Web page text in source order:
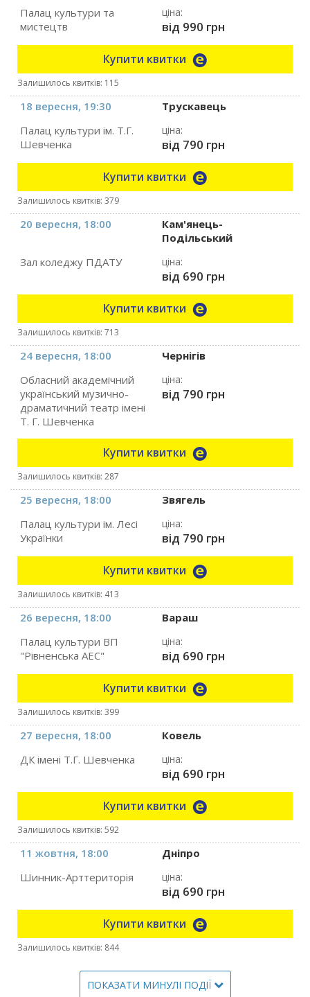
Палац культури та
мистецтв
ціна:
від 990 грн
Купити квитки
Залишилось квитків: 115
18 вересня, 19:30
Трускавець
Палац культури ім. Т.Г.
Шевченка
ціна:
від 790 грн
Купити квитки
Залишилось квитків: 379
20 вересня, 18:00
Кам'янець-
Подільський
Зал коледжу ПДАТУ
ціна:
від 690 грн
Купити квитки
Залишилось квитків: 713
24 вересня, 18:00
Чернігів
Обласний академічний
український музично-
драматичний театр імені
Т. Г. Шевченка
ціна:
від 790 грн
Купити квитки
Залишилось квитків: 287
25 вересня, 18:00
Звягель
Палац культури ім. Лесі
Українки
ціна:
від 790 грн
Купити квитки
Залишилось квитків: 413
26 вересня, 18:00
Вараш
Палац культури ВП
"Рівненська АЕС"
ціна:
від 690 грн
Купити квитки
Залишилось квитків: 399
27 вересня, 18:00
Ковель
ДК імені Т.Г. Шевченка
ціна:
від 690 грн
Купити квитки
Залишилось квитків: 592
11 жовтня, 18:00
Дніпро
Шинник-Арттериторія
ціна:
від 690 грн
Купити квитки
Залишилось квитків: 844
ПОКАЗАТИ МИНУЛІ ПОДІЇ